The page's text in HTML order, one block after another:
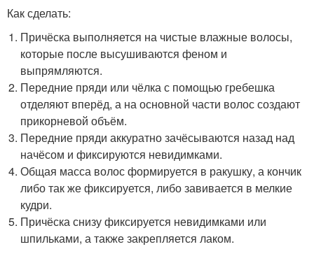
Как сделать:
Причёска выполняется на чистые влажные волосы,
которые после высушиваются феном и
выпрямляются.
Передние пряди или чёлка с помощью гребешка
отделяют вперёд, а на основной части волос создают
прикорневой объём.
Передние пряди аккуратно зачёсываются назад над
начёсом и фиксируются невидимками.
Общая масса волос формируется в ракушку, а кончик
либо так же фиксируется, либо завивается в мелкие
кудри.
Причёска снизу фиксируется невидимками или
шпильками, а также закрепляется лаком.